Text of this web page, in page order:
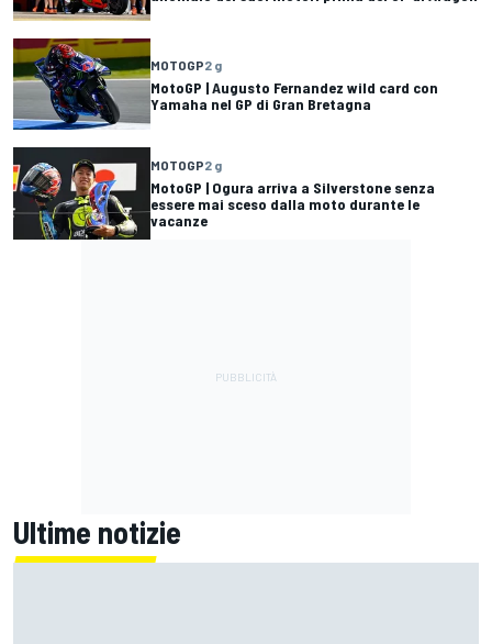
MOTOGP2 g
MotoGP | Augusto Fernandez wild card con
Yamaha nel GP di Gran Bretagna
MOTOGP2 g
MotoGP | Ogura arriva a Silverstone senza
essere mai sceso dalla moto durante le
vacanze
Ultime notizie